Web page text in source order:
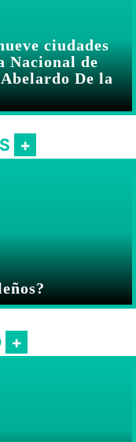
ciudades
Nacional de
De la